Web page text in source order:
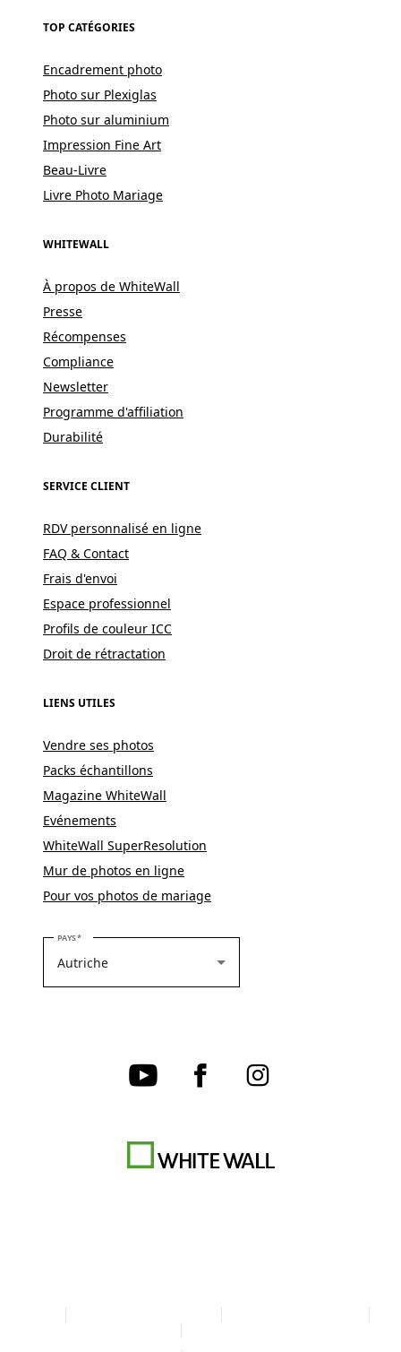
TOP CATÉGORIES
Encadrement photo
Photo sur Plexiglas
Photo sur aluminium
Impression Fine Art
Beau-Livre
Livre Photo Mariage
WHITEWALL
À propos de WhiteWall
Presse
Récompenses
Compliance
Newsletter
Programme d'affiliation
Durabilité
SERVICE CLIENT
RDV personnalisé en ligne
FAQ & Contact
Frais d'envoi
Espace professionnel
Profils de couleur ICC
Droit de rétractation
LIENS UTILES
Vendre ses photos
Packs échantillons
Magazine WhiteWall
Evénements
WhiteWall SuperResolution
Mur de photos en ligne
Pour vos photos de mariage
PAYSVEUILLEZ SÉLECTIONNER VOTRE PAYS